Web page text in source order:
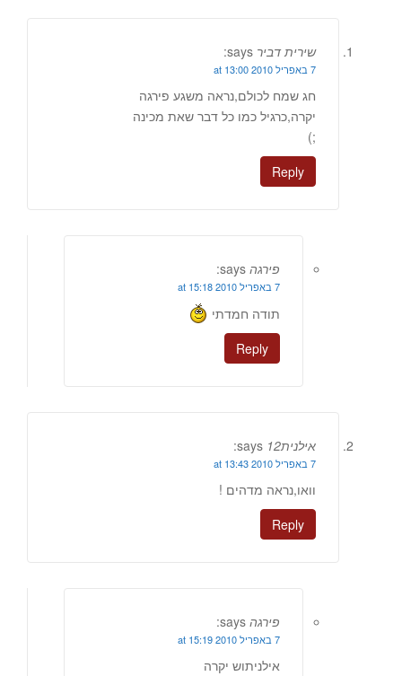
שירית דביר says:
7 באפריל 2010 at 13:00
חג שמח לכולם,נראה משגע פירגה
יקרה,כרגיל כמו כל דבר שאת מכינה
;)
Reply
פירגה says:
7 באפריל 2010 at 15:18
תודה חמדתי
Reply
אילנית12 says:
7 באפריל 2010 at 13:43
וואו,נראה מדהים !
Reply
פירגה says:
7 באפריל 2010 at 15:19
אילניתוש יקרה